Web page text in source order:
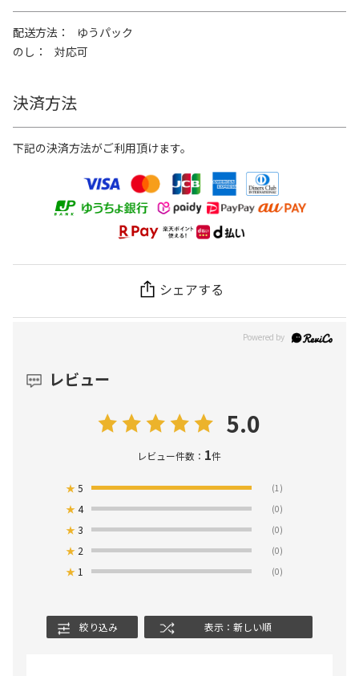
配送方法
ゆうパック
のし
対応可
決済方法
下記の決済方法がご利用頂けます。
シェアする
レビュー
5.0
レビュー件数： 1件
★5 (1)
★4 (0)
★3 (0)
★ 2 (0)
★ 1 (0)
絞り込み 表示：新しい順